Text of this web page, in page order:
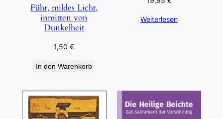
Führ, mildes Licht,
inmitten von
Dunkelheit
1,50€
In den Warenkorb
Weiterlesen